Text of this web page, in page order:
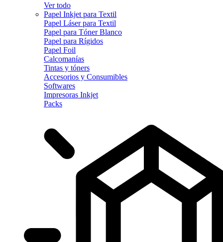
Ver todo
Papel Inkjet para Textil
Papel Láser para Textil
Papel para Tóner Blanco
Papel para Rígidos
Papel Foil
Calcomanías
Tintas y tóners
Accesorios y Consumibles
Softwares
Impresoras Inkjet
Packs